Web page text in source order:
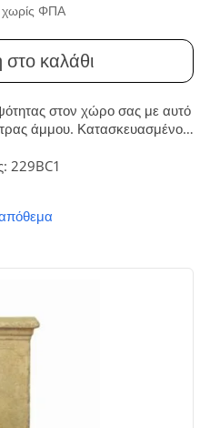
χωρίς ΦΠΑ
καλάθι
στον χώρο σας με αυτό
άμμου. Κατασκευασμένο
για κάθε μοντέρνα
229BC1